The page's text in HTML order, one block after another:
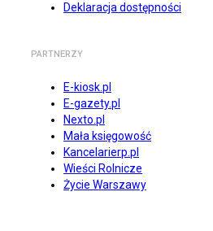
Deklaracja dostępności
PARTNERZY
E-kiosk.pl
E-gazety.pl
Nexto.pl
Mała księgowość
Kancelarierp.pl
Wieści Rolnicze
Życie Warszawy